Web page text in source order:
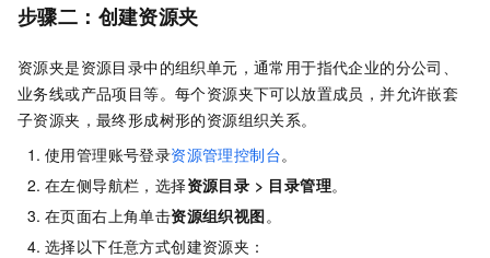
步骤二：创建资源夹
资源夹是资源目录中的组织单元，通常用于指代企业的分公司、
业务线或产品项目等。每个资源夹下可以放置成员，并允许嵌套
子资源夹，最终形成树形的资源组织关系。
使用管理账号登录资源管理控制台。
在左侧导航栏，选择资源目录 > 目录管理。
在页面右上角单击资源组织视图。
选择以下任意方式创建资源夹：